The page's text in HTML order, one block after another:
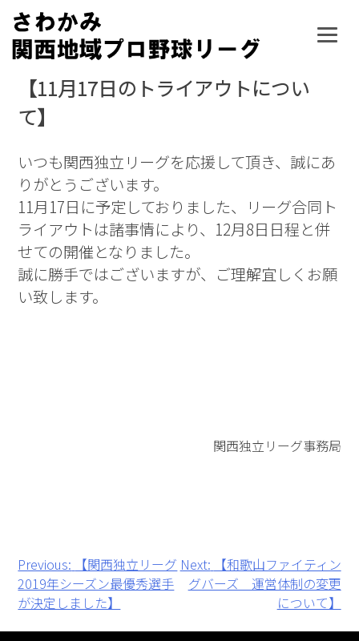
Skip
content
【11月17日のトライアウトについ
て】
いつも関西独立リーグを応援して頂き、誠にあ
りがとうございます。
11月17日に予定しておりました、リーグ合同ト
ライアウトは諸事情により、12月8日日程と併
せての開催となりました。
誠に勝手ではございますが、ご理解宜しくお願
い致します。
関西独立リーグ事務局
投
稿
ナ
Previous:
【関西独立リーグ
2019年シーズン最優秀選手
が決定しました】
Next:
【和歌山ファイティン
グバーズ 運営体制の変更
について】